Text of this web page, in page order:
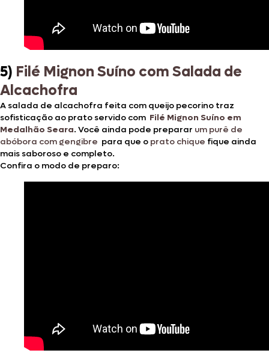
5) Filé Mignon Suíno com Salada de
Alcachofra
A salada de alcachofra feita com queijo pecorino traz
sofisticação ao prato servido com Filé Mignon Suíno em
Medalhão Seara. Você ainda pode preparar um purê de
abóbora com gengibre para que o prato chique fique ainda
mais saboroso e completo.
Confira o modo de preparo: